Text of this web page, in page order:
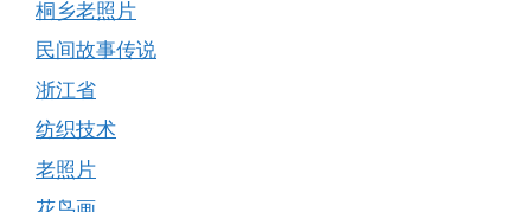
桐乡老照片
民间故事传说
浙江省
纺织技术
老照片